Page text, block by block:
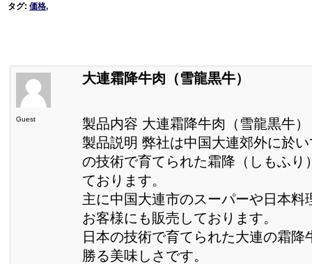
タグ: 価格,
Guest
大連霜降牛肉（雪龍黒牛）
製品内容 大連霜降牛肉（雪龍黒牛）
製品説明 弊社は中国大連郊外に於
の技術で育てられた霜降（しもふり
ております。
主に中国大連市のスーパーや日本料
お客様にも販売しております。
日本の技術で育てられた大連の霜降
勝る美味しさです。